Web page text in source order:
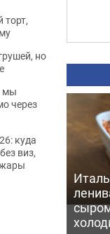
но
мы
через
куда
виз,
жары